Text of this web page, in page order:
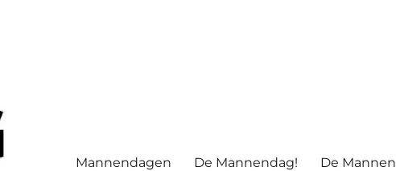
Mannendagen De Mannendag! De Mannen